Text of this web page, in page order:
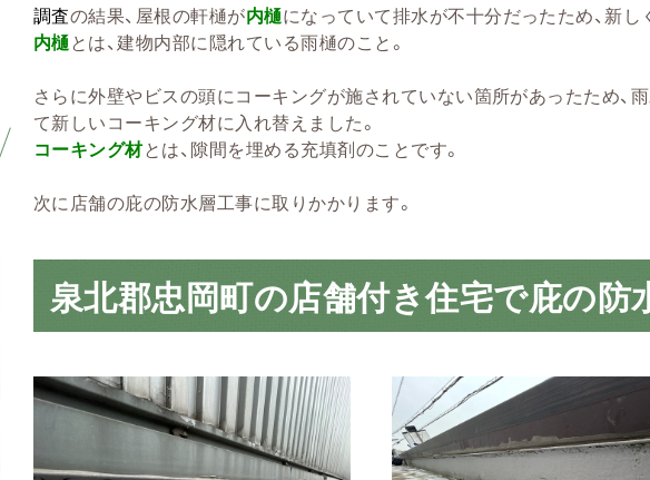
調査の結果、屋根の軒樋が内樋になっていて排水が不十分だったため、新
内樋とは、建物内部に隠れている雨樋のこと。
さらに外壁やビスの頭にコーキングが施されていない箇所があったため、
て新しいコーキング材に入れ替えました。
コーキング材とは、隙間を埋める充填剤のことです。
次に店舗の庇の防水層工事に取りかかります。
泉北郡忠岡町の店舗付き住宅で庇の防